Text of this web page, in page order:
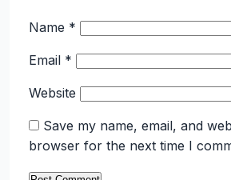
Name *
Email *
Website
Save my name, email, and
browser for the next time I